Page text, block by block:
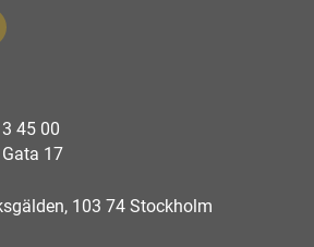
45 00
17
103 74 Stockholm